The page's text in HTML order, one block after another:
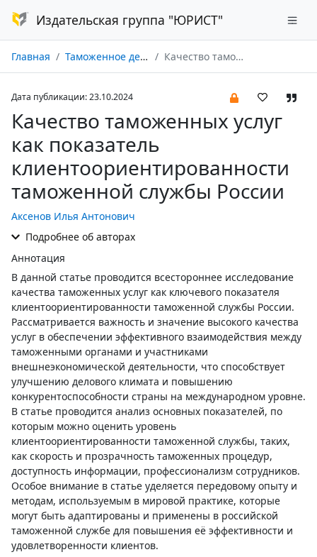
Издательская группа "ЮРИСТ"
Главная Таможенное дело № 04/2024 Качество таможенных услуг как показатель клиентоориентированности таможенной службы России
Дата публикации: 23.10.2024
Качество таможенных услуг
как показатель
клиентоориентированности
таможенной службы России
Аксенов Илья Антонович
Подробнее об авторах
Аннотация
В данной статье проводится всестороннее исследование
качества таможенных услуг как ключевого показателя
клиентоориентированности таможенной службы России.
Рассматривается важность и значение высокого качества
услуг в обеспечении эффективного взаимодействия между
таможенными органами и участниками
внешнеэкономической деятельности, что способствует
улучшению делового климата и повышению
конкурентоспособности страны на международном уровне.
В статье проводится анализ основных показателей, по
которым можно оценить уровень
клиентоориентированности таможенной службы, таких,
как скорость и прозрачность таможенных процедур,
доступность информации, профессионализм сотрудников.
Особое внимание в статье уделяется передовому опыту и
методам, используемым в мировой практике, которые
могут быть адаптированы и применены в российской
таможенной службе для повышения её эффективности и
удовлетворенности клиентов.